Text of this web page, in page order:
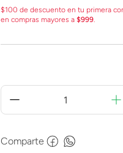
$100 de descuento en tu primera
en compras mayores a $999.
Comparte